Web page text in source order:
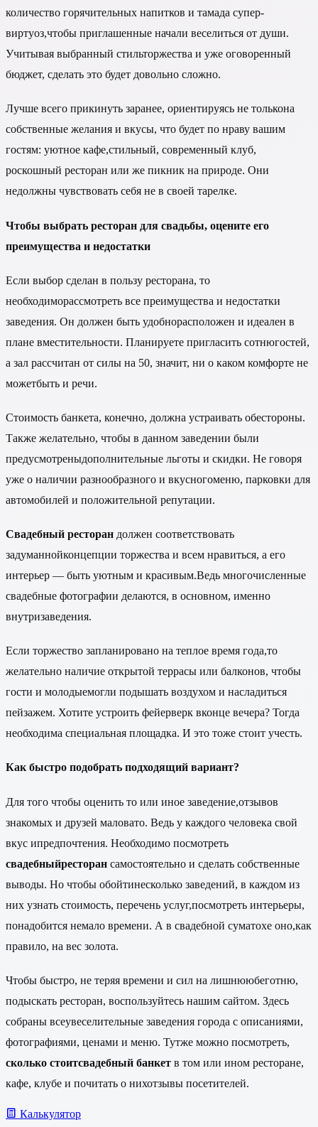
количество горячительных напитков и тамада супер-
виртуоз,чтобы приглашенные начали веселиться от души.
Учитывая выбранный стильторжества и уже оговоренный
бюджет, сделать это будет довольно сложно.
Лучше всего прикинуть заранее, ориентируясь не толькона
собственные желания и вкусы, что будет по нраву вашим
гостям: уютное кафе,стильный, современный клуб,
роскошный ресторан или же пикник на природе. Они
недолжны чувствовать себя не в своей тарелке.
Чтобы выбрать ресторан для свадьбы, оцените его
преимущества и недостатки
Если выбор сделан в пользу ресторана, то
необходиморассмотреть все преимущества и недостатки
заведения. Он должен быть удобнорасположен и идеален в
плане вместительности. Планируете пригласить сотнюгостей,
а зал рассчитан от силы на 50, значит, ни о каком комфорте не
можетбыть и речи.
Стоимость банкета, конечно, должна устраивать обестороны.
Также желательно, чтобы в данном заведении были
предусмотреныдополнительные льготы и скидки. Не говоря
уже о наличии разнообразного и вкусногоменю, парковки для
автомобилей и положительной репутации.
Свадебный ресторан должен соответствовать
задуманнойконцепции торжества и всем нравиться, а его
интерьер — быть уютным и красивым.Ведь многочисленные
свадебные фотографии делаются, в основном, именно
внутризаведения.
Если торжество запланировано на теплое время года,то
желательно наличие открытой террасы или балконов, чтобы
гости и молодыемогли подышать воздухом и насладиться
пейзажем. Хотите устроить фейерверк вконце вечера? Тогда
необходима специальная площадка. И это тоже стоит учесть.
Как быстро подобрать подходящий вариант?
Для того чтобы оценить то или иное заведение,отзывов
знакомых и друзей маловато. Ведь у каждого человека свой
вкус ипредпочтения. Необходимо посмотреть
свадебныйресторан самостоятельно и сделать собственные
выводы. Но чтобы обойтинесколько заведений, в каждом из
них узнать стоимость, перечень услуг,посмотреть интерьеры,
понадобится немало времени. А в свадебной суматохе оно,как
правило, на вес золота.
Чтобы быстро, не теряя времени и сил на лишнююбеготню,
подыскать ресторан, воспользуйтесь нашим сайтом. Здесь
собраны всеувеселительные заведения города с описаниями,
фотографиями, ценами и меню. Тутже можно посмотреть,
сколько стоитсвадебный банкет в том или ином ресторане,
кафе, клубе и почитать о нихотзывы посетителей.
Калькулятор